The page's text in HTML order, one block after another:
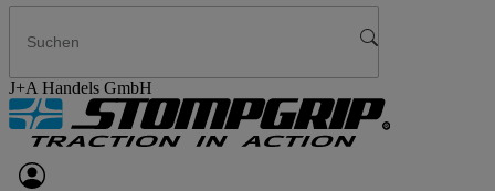
J+A Handels GmbH